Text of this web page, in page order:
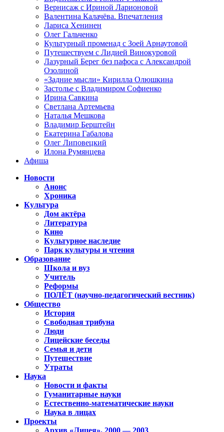
Вернисаж с Ириной Ларионовой
Валентина Калачёва. Впечатления
Лариса Хенинен
Олег Гальченко
Культурный променад с Зоей Арнаутовой
Путешествуем с Лидией Винокуровой
Лазурный Берег без пафоса с Александрой
Озолиной
«Задние мысли» Кирилла Олюшкина
Застолье с Владимиром Софиенко
Ирина Савкина
Светлана Артемьева
Наталья Мешкова
Владимир Берштейн
Екатерина Габалова
Олег Липовецкий
Илона Румянцева
Афиша
Новости
Анонс
Хроника
Культура
Дом актёра
Литература
Кино
Культурное наследие
Парк культуры и чтения
Образование
Школа и вуз
Учитель
Реформы
ПОЛЁТ (научно-педагогический вестник)
Общество
История
Свободная трибуна
Люди
Лицейские беседы
Семья и дети
Путешествие
Утраты
Наука
Новости и факты
Гуманитарные науки
Естественно-математические науки
Наука в лицах
Проекты